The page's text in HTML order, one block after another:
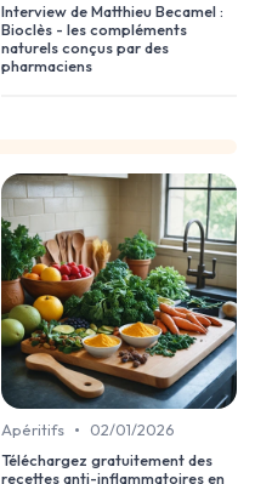
Interview de Matthieu Becamel :
Bioclès - les compléments
naturels conçus par des
pharmaciens
Apéritifs •
02/01/2026
Téléchargez gratuitement des
recettes anti-inflammatoires en